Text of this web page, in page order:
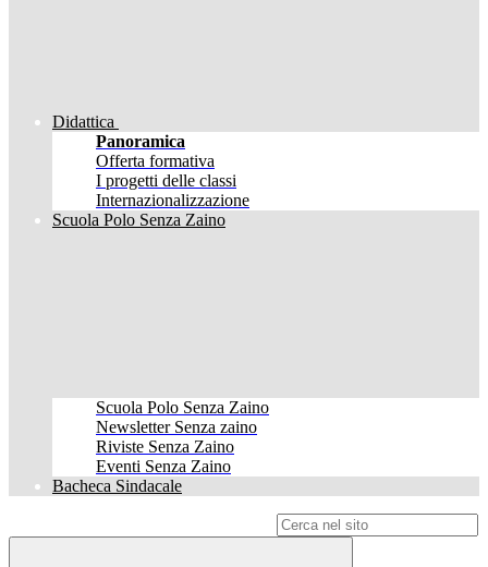
Didattica
Panoramica
Offerta formativa
I progetti delle classi
Internazionalizzazione
Scuola Polo Senza Zaino
Scuola Polo Senza Zaino
Newsletter Senza zaino
Riviste Senza Zaino
Eventi Senza Zaino
Bacheca Sindacale